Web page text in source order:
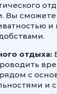
Вы сможете
и
отдыха:
с
и